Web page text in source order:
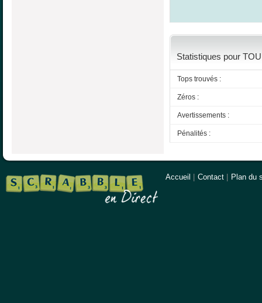
Statistiques pour
Tops trouvés :
Zéros :
Avertissements :
Pénalités :
Accueil Contact Plan du